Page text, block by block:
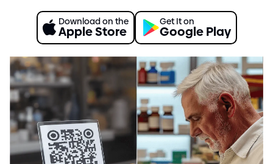
Download on the
Apple Store
Get It on
Google Play